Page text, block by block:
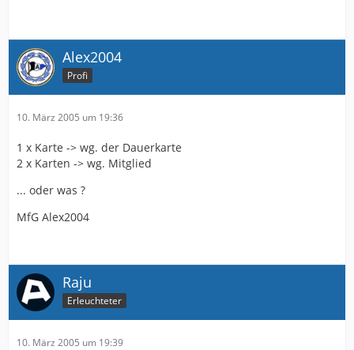
Alex2004
Profi
10. März 2005 um 19:36
1 x Karte -> wg. der Dauerkarte
2 x Karten -> wg. Mitglied
... oder was ?
MfG Alex2004
Raju
Erleuchteter
10. März 2005 um 19:39